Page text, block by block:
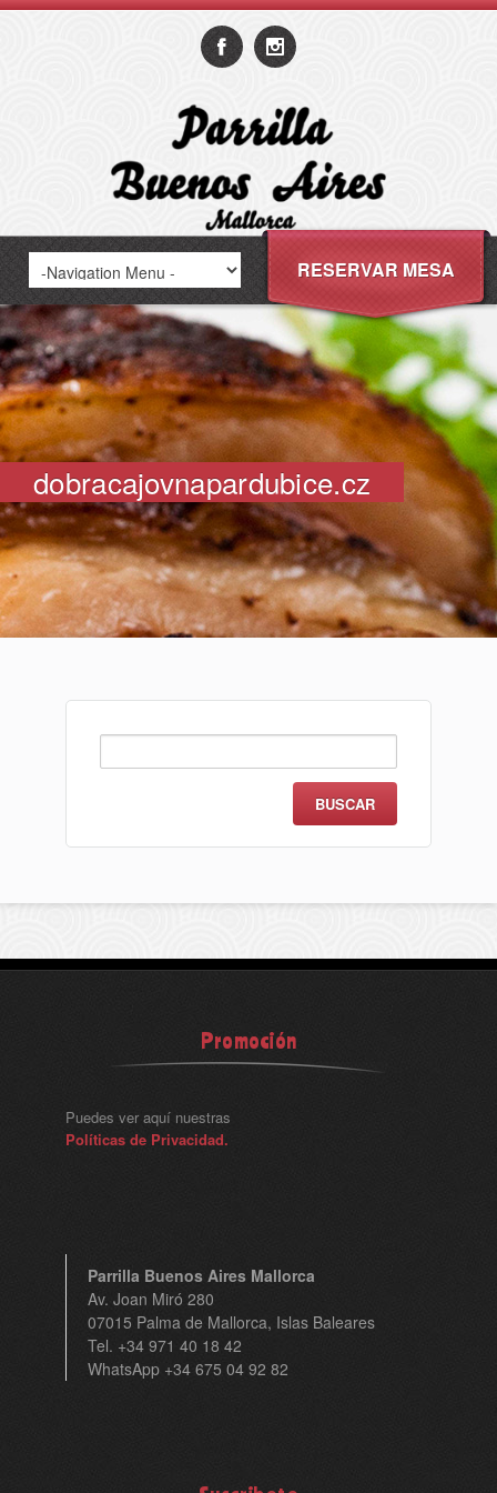
RESERVAR MESA
dobracajovnapardubice.cz
Promoción
Puedes ver aquí nuestras
Políticas de Privacidad.
Parrilla Buenos Aires Mallorca
Av. Joan Miró 280
07015 Palma de Mallorca, Islas Baleares
Tel. +34 971 40 18 42
WhatsApp +34 675 04 92 82